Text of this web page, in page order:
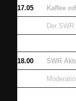
17.05 Kaffee
Der
18.00 SWR